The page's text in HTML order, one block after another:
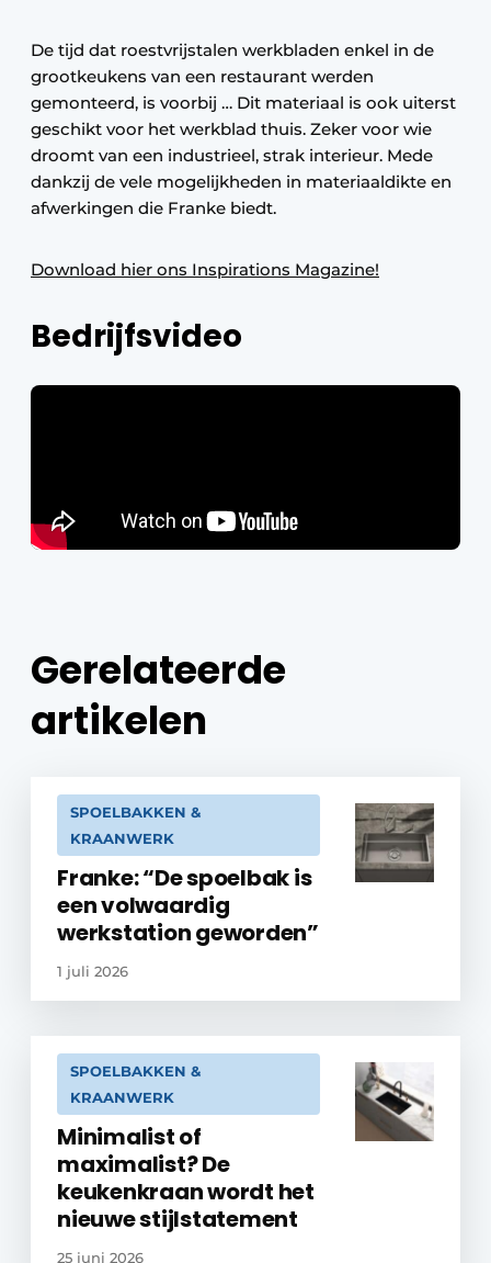
De tijd dat roestvrijstalen werkbladen enkel in de
grootkeukens van een restaurant werden
gemonteerd, is voorbij … Dit materiaal is ook uiterst
geschikt voor het werkblad thuis. Zeker voor wie
droomt van een industrieel, strak interieur. Mede
dankzij de vele mogelijkheden in materiaaldikte en
afwerkingen die Franke biedt.
Download hier ons Inspirations Magazine!
Bedrijfsvideo
Gerelateerde
artikelen
SPOELBAKKEN &
KRAANWERK
Franke: “De spoelbak is
een volwaardig
werkstation geworden”
1 juli 2026
SPOELBAKKEN &
KRAANWERK
Minimalist of
maximalist? De
keukenkraan wordt het
nieuwe stijlstatement
25 juni 2026